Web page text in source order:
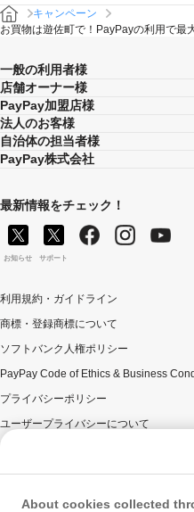
同時開催する他の総付
ときにはそれらも適用
る場合は、本キャンペ
す）。ただし、上記上
（2020年9月1日～2021
れるものであり、2021
キャンペーン内容およ
合や、キャンペーン自
ヤフーカード以外のク
意ください。また、
ドでのお支払いはキャ
当たりのPayPayボーナ
超えるときには、当該
るよう付与いたします
10,000円相当を超える
対象店舗との取引の全
解除され（合意解除を
理由の如何にかかわら
有無にかかわらず、当
決済についての
対象店舗との取引につ
キャンペーン
お買物は遊佐町で！PayPayの利用で最
一般の利用者様
店舗オーナー様
PayPay加盟店様
法人のお客様
自治体の担当者様
PayPay株式会社
最新情報をチェック！
お知らせ サポート
利用規約・ガイドライン
商標・登録商標について
ソフトバンク人権ポリシー
PayPay Code of Ethics & Business
プライバシーポリシー
ユーザープライバシーについて
ウェブサイト利用規約
反社会的勢力に対する方針
About cookies collected